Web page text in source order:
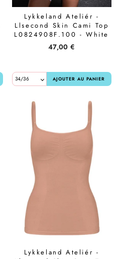
Lykkeland Ateliér -
Llsecond Skin Cami Top
L0824908F.100 - White
47,00 €
AJOUTER AU PANIER
Lykkeland Ateliér -